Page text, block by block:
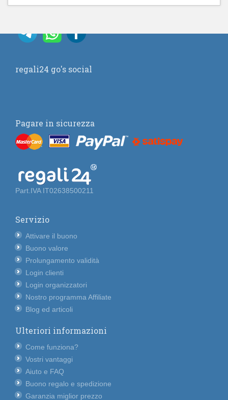
regali24 go's social
Pagare in sicurezza
Part.IVA IT02638500211
Servizio
Attivare il buono
Buono valore
Prolungamento validità
Login clienti
Login organizzatori
Nostro programma Affiliate
Blog ed articoli
Ulteriori informazioni
Come funziona?
Vostri vantaggi
Aiuto e FAQ
Buono regalo e spedizione
Garanzia miglior prezzo